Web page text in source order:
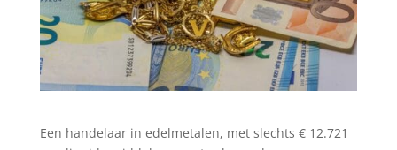
Een handelaar in edelmetalen, met slechts € 12.721